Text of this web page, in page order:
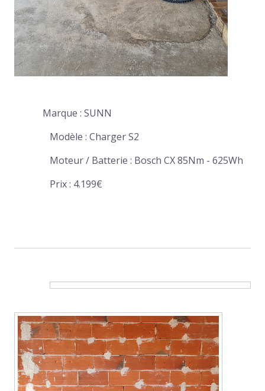
Marque : SUNN
Modèle : Charger S2
Moteur / Batterie : Bosch CX 85Nm - 625Wh
Prix : 4.199€